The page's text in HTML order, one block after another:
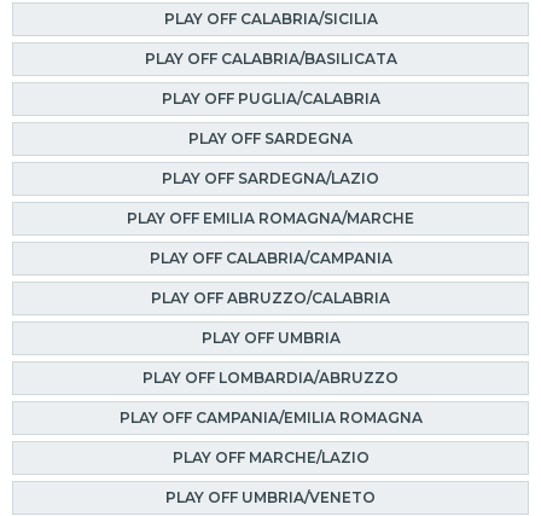
PLAY OFF CALABRIA/SICILIA
PLAY OFF CALABRIA/BASILICATA
PLAY OFF PUGLIA/CALABRIA
PLAY OFF SARDEGNA
PLAY OFF SARDEGNA/LAZIO
PLAY OFF EMILIA ROMAGNA/MARCHE
PLAY OFF CALABRIA/CAMPANIA
PLAY OFF ABRUZZO/CALABRIA
PLAY OFF UMBRIA
PLAY OFF LOMBARDIA/ABRUZZO
PLAY OFF CAMPANIA/EMILIA ROMAGNA
PLAY OFF MARCHE/LAZIO
PLAY OFF UMBRIA/VENETO